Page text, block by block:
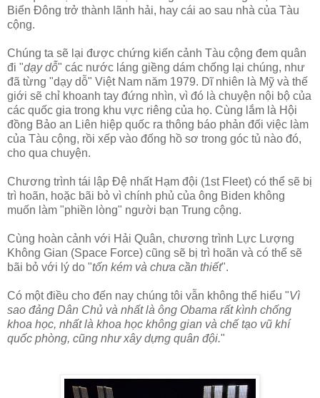
Biển Đông trở thành lãnh hải, hay cái ao sau nhà của Tàu
cộng.
Chúng ta sẽ lại được chứng kiến cảnh Tàu cộng đem quân
đi "dạy dỗ" các nước láng giềng dám chống lại chúng, như
đã từng "dạy dỗ" Việt Nam năm 1979. Dĩ nhiên là Mỹ và thế
giới sẽ chỉ khoanh tay đứng nhìn, vì đó là chuyện nội bộ của
các quốc gia trong khu vực riêng của họ. Cùng lắm là Hội
đồng Bảo an Liên hiệp quốc ra thông báo phản đối việc làm
của Tàu cộng, rồi xếp vào đống hồ sơ trong góc tủ nào đó,
cho qua chuyện.
Chương trình tái lập Đệ nhất Hạm đội (1st Fleet) có thể sẽ bị
trì hoãn, hoặc bãi bỏ vì chính phủ của ông Biden không
muốn làm "phiền lòng" người bạn Trung cộng.
Cùng hoàn cảnh với Hải Quân, chương trình Lực Lượng
Không Gian (Space Force) cũng sẽ bị trì hoãn và có thể sẽ
bãi bỏ với lý do "tốn kém và chưa cần thiết".
Có một điều cho đến nay chúng tôi vẫn không thể hiểu "Vì
sao đảng Dân Chủ và nhất là ông Obama rất kình chống
khoa học, nhất là khoa học không gian và chế tạo vũ khí
quốc phòng, cũng như xây dựng quân đội."